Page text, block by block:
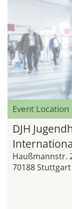
Event Location
DJH
Haußmannstr.
70188 Stuttgart